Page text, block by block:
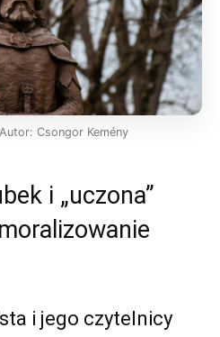
Csongor Kemény
i „uczona”
i jego czytelnicy